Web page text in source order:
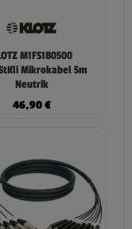
M1FS1B0500
Mikrokabel 5m
Neutrik
46,90€